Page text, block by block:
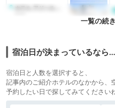
6.
the SHARE
HOTELS
9.いろはグランホテル
近鉄奈良駅前
一覧の続
宿泊日が決まっているなら…
宿泊日と人数を選択すると、
記事内のご紹介ホテルのなかから、
予約したい日で探してみてくださいね